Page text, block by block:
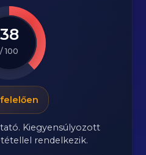
38
/ 100
Kiegyensúlyozott
rendelkezik.